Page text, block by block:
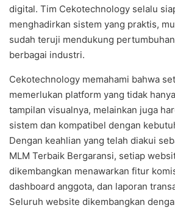
digital. Tim Cekotechnology selalu
menghadirkan sistem yang praktis,
sudah teruji mendukung
berbagai industri.
Cekotechnology memahami bahwa
memerlukan platform yang tidak
tampilan visualnya, melainkan juga
sistem dan kompatibel dengan
Dengan keahlian yang telah diakui
MLM Terbaik Bergaransi, setiap
dikembangkan menawarkan fitur
dashboard anggota, dan laporan
Seluruh website dikembangkan